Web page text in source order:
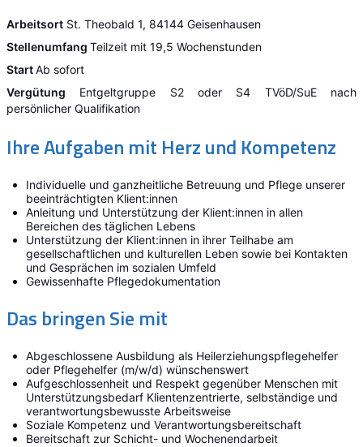
Arbeitsort St. Theobald 1, 84144 Geisenhausen
Stellenumfang Teilzeit mit 19,5 Wochenstunden
StartAb sofort
Vergütung Entgeltgruppe S2 oder S4 TVöD/SuE nach
persönlicher Qualifikation
Ihre Aufgaben mit Herz und Kompetenz
Individuelle und ganzheitliche Betreuung und Pflege unserer
beeinträchtigten Klient:innen
Anleitung und Unterstützung der Klient:innen in allen
Bereichen des täglichen Lebens
Unterstützung der Klient:innen in ihrer Teilhabe am
gesellschaftlichen und kulturellen Leben sowie bei Kontakten
und Gesprächen im sozialen Umfeld
Gewissenhafte Pflegedokumentation
Das bringen Sie mit
Abgeschlossene Ausbildung als Heilerziehungspflegehelfer
oder Pflegehelfer (m/w/d) wünschenswert
Aufgeschlossenheit und Respekt gegenüber Menschen mit
Unterstützungsbedarf Klientenzentrierte, selbständige und
verantwortungsbewusste Arbeitsweise
Soziale Kompetenz und Verantwortungsbereitschaft
Bereitschaft zur Schicht- und Wochenendarbeit